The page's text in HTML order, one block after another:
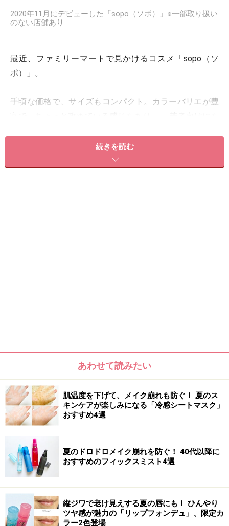
2020年11月にデビューした「sopo（ソポ）」※一部取り扱い
のない店舗あり
最近、ファミリーマートで見かけるコスメ「sopo（ソ
ポ）」。
手頃な価格で、サイズもコンパクト。カラーバリエが豊
くい」とか、「たまには冒険してみたい」という大人に
「お菓子をつまむ感覚」でちょっと試せる
のが嬉しい
品ECプラットフォーム「NOIN（ノイン）」が企画・生
産しているファミリーマート限定のコスメブランド。
続きを読む
あわせて読みたい
肌温度を下げて、メイク崩れも防ぐ！ 夏のス
キンケアが楽しみになる「冷感シートマスク」
おすすめ4選
夏のドロドロメイク崩れを防ぐ！ 40代以降に
おすすめのフィックスミスト4選
縦ジワで老け見えする夏の唇にも！ ひんやり
ツヤ感が魅力の「リップフォンデュ」、限定カ
ラー2色登場